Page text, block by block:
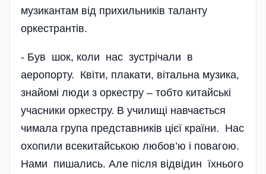
музикантам від прихильників таланту
оркестрантів.
- Був шок, коли нас зустрічали в
аеропорту. Квіти, плакати, вітальна музика,
знайомі люди з оркестру – тобто китайські
учасники оркестру. В училищі навчається
чимала група представників цієї країни. Нас
охопили всекитайською любов’ю і повагою.
Нами пишались. Але після відвідин їхнього